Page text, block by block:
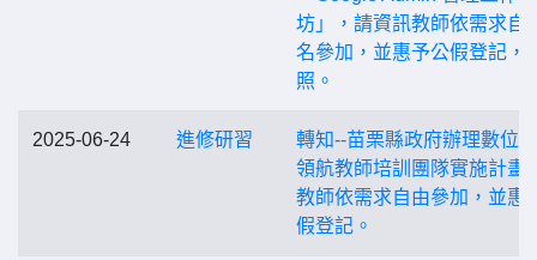
坊」，請資訊教師依需求自
名參加，並惠予公假登記，
照。
2025-06-24 進修研習
轉知--苗栗縣政府辦理數位
領航教師培訓團隊實施計畫
教師依需求自由參加，並惠
假登記。